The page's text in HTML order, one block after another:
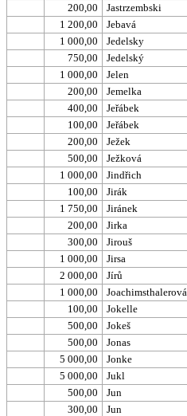
200,00
Jastrzembski
1 200,00
Jebavá
1 000,00
Jedelsky
750,00
Jedelský
1 000,00
Jelen
200,00
Jemelka
400,00
Jeřábek
100,00
Jeřábek
200,00
Ježek
500,00
Ježková
1 000,00
Jindřich
100,00
Jirák
1 750,00
Jiránek
200,00
Jirka
300,00
Jirouš
1 000,00
Jirsa
2 000,00
Jírů
1 000,00
Joachimsthalerová
100,00
Jokelle
500,00
Jokeš
500,00
Jonas
5 000,00
Jonke
5 000,00
Jukl
500,00
Jun
300,00
Jun